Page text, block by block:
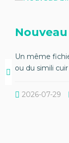
Un même
ou du simili
2026-07-29